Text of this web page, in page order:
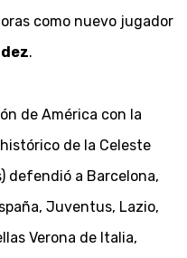
como nuevo jugador
.
de América con la
de la Celeste
defendió a Barcelona,
Juventus, Lazio,
Verona de Italia,